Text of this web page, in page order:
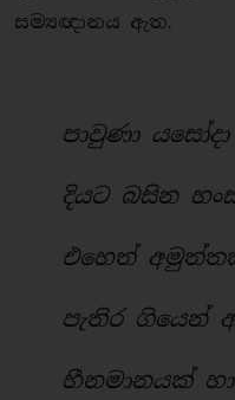
සම්‍යඥානය ඇත.
පාවුණා
දියට බසින
එහෙත්
පැතිර ගියෙන්
හීනමානයක්